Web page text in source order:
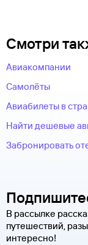
Смотри
Авиакомпании
Самолёты
Авиабилеты в
Найти дешевые
Забронировать
В рассылке
путешествий,
интересно!